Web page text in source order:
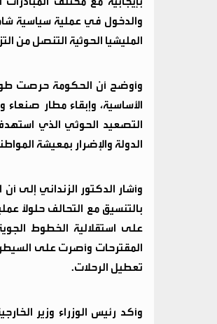
والدخول في عملية سياسية
المليشيا الحوثية التنصل من
وأوضح أن الحكومة حرصت
الأساسية، وإبقاء مطار
التصعيد الحوثي الذي
الدولة والإضرار بمعيشة
وأشار الدكتور الزنداني إلى
بالتنسيق مع التحالف حلولاً
على استقلالية الخطوط
المقترحات وأصرت على
تعطيل الرحلات.
وأكد رئيس الوزراء وزير